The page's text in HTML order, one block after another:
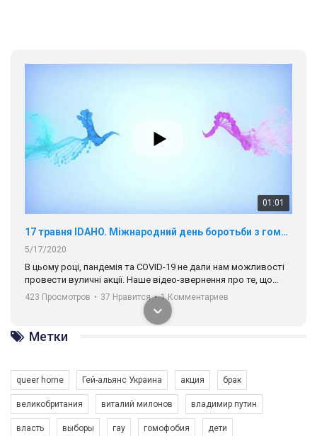
01:01
17 травня IDAHO. Міжнародний день боротьби з гомофобією трансфобією і біфобія.
5/17/2020
В цьому році, пандемія та COVІD-19 не дали нам можливості
провести вуличні акції. Наше відео-звернення про те, що
навіть коли ми у різних містах та не можемо зустрінеться, ми
разом. Ми закликаємо всіх хто поділяє цінності рівності та
солідарності, приєднатися до нас. Регіональні підрозділи
ГАУ є в 16 областях України.
Разом наш голос лунає гучніше!
423 Просмотров • 37 Нравится • 1 Комментариев
Метки
queer home Гей-альянс Украина акция брак
великобритания виталий милонов владимир путин
власть выборы гау гомофобия дети